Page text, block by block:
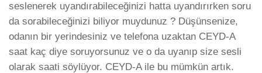
seslenerek uyandırabileceğinizi hatta uyandırırken soru
da sorabileceğinizi biliyor muydunuz ? Düşünsenize,
odanın bir yerindesiniz ve telefona uzaktan CEYD-A
saat kaç diye soruyorsunuz ve o da uyanıp size sesli
olarak saati söylüyor. CEYD-A ile bu mümkün artık.